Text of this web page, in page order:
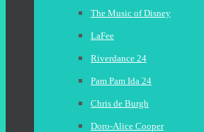
The Music of Disney
LaFee
Riverdance 24
Pam Pam Ida 24
Chris de Burgh
Doro-Alice Cooper